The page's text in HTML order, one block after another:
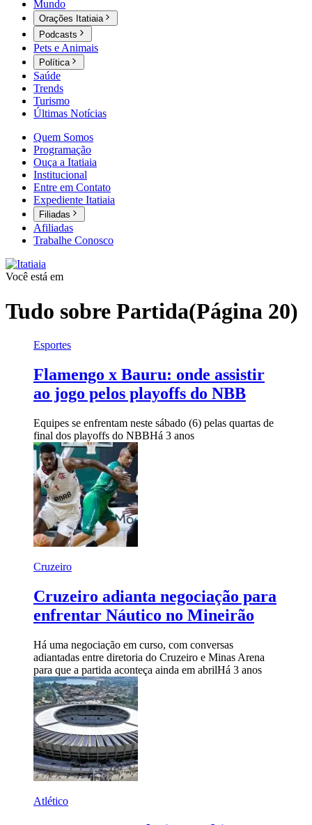
Mundo
Orações Itatiaia
Podcasts
Pets e Animais
Política
Saúde
Trends
Turismo
Últimas Notícias
Quem Somos
Programação
Ouça a Itatiaia
Institucional
Entre em Contato
Expediente Itatiaia
Filiadas
Afiliadas
Trabalhe Conosco
Você está em
Tudo sobre Partida(Página 20)
Esportes
Flamengo x Bauru: onde assistir
ao jogo pelos playoffs do NBB
Equipes se enfrentam neste sábado (6) pelas quartas de
final dos playoffs do NBBHá 3 anos
Cruzeiro
Cruzeiro adianta negociação para
enfrentar Náutico no Mineirão
Há uma negociação em curso, com conversas
adiantadas entre diretoria do Cruzeiro e Minas Arena
para que a partida aconteça ainda em abrilHá 3 anos
Atlético